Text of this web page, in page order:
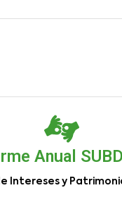
Anual
Intereses y